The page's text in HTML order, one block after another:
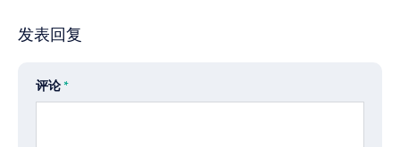
发表回复
评论*